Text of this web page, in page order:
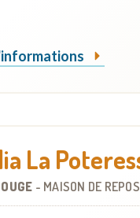
La
- MAISON DE REPOS